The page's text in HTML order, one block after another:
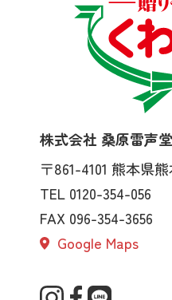
株式会社 桑原雷声堂
〒861-4101 熊本県
TEL 0120-354-056
FAX 096-354-3656
Google Maps